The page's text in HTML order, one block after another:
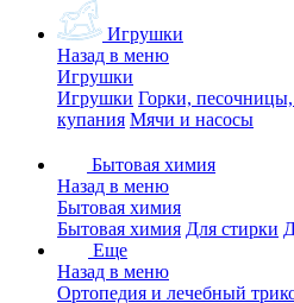
Игрушки
Назад в меню
Игрушки
Игрушки Горки,
купания Мячи и насосы
Бытовая химия
Назад в меню
Бытовая химия
Бытовая химия Для стирки
Еще
Назад в меню
Ортопедия и лечебный